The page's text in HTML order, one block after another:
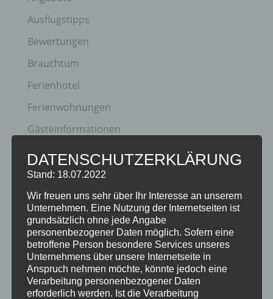
Ausflugstipps
Bewertungen
Brauchtum
Ferienhotel
Ferienwohnungen
Gästeinformationen
Hotel
Klassifizierung
Neuigkeiten
Newsletter
Oberstdorf
Veranstaltungen
Winter
DATENSCHUTZERKLÄRUNG
Stand: 18.07.2022
Wir freuen uns sehr über Ihr Interesse an unserem
Unternehmen. Eine Nutzung der Internetseiten ist
grundsätzlich ohne jede Angabe
personenbezogener Daten möglich. Sofern eine
betroffene Person besondere Services unseres
Unternehmens über unsere Internetseite in
Anspruch nehmen möchte, könnte jedoch eine
Verarbeitung personenbezogener Daten
erforderlich werden. Ist die Verarbeitung